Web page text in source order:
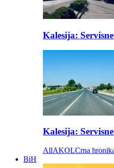
Kalesija:
Kalesija:
AllAKOLCrna
BiH